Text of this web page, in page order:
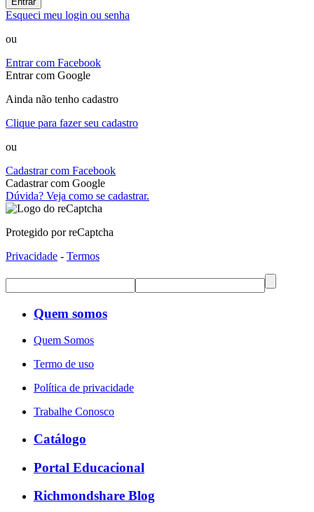
Esqueci meu login ou senha
ou
Entrar com Facebook
Entrar com Google
Ainda não tenho cadastro
Clique para fazer seu cadastro
ou
Cadastrar com Facebook
Cadastrar com Google
Dúvida? Veja como se cadastrar.
Protegido por reCaptcha
Privacidade - Termos
Quem somos
Quem Somos
Termo de uso
Política de privacidade
Trabalhe Conosco
Catálogo
Portal Educacional
Richmondshare Blog